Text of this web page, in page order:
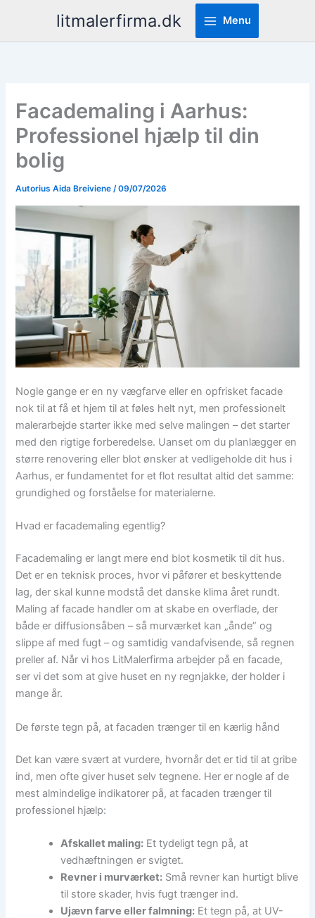
turinio
litmalerfirma.dk Menu
Facademaling i Aarhus:
Professionel hjælp til din
bolig
Autorius Aida Breiviene/09/07/2026
Nogle gange er en ny vægfarve eller en opfrisket facade
nok til at få et hjem til at føles helt nyt, men professionelt
malerarbejde starter ikke med selve malingen – det starter
med den rigtige forberedelse. Uanset om du planlægger en
større renovering eller blot ønsker at vedligeholde dit hus i
Aarhus, er fundamentet for et flot resultat altid det samme:
grundighed og forståelse for materialerne.
Hvad er facademaling egentlig?
Facademaling er langt mere end blot kosmetik til dit hus.
Det er en teknisk proces, hvor vi påfører et beskyttende
lag, der skal kunne modstå det danske klima året rundt.
Maling af facade handler om at skabe en overflade, der
både er diffusionsåben – så murværket kan „ånde” og
slippe af med fugt – og samtidig vandafvisende, så regnen
preller af. Når vi hos LitMalerfirma arbejder på en facade,
ser vi det som at give huset en ny regnjakke, der holder i
mange år.
De første tegn på, at facaden trænger til en kærlig hånd
Det kan være svært at vurdere, hvornår det er tid til at gribe
ind, men ofte giver huset selv tegnene. Her er nogle af de
mest almindelige indikatorer på, at facaden trænger til
professionel hjælp:
Afskallet maling: Et tydeligt tegn på, at
vedhæftningen er svigtet.
Revner i murværket: Små revner kan hurtigt blive
til store skader, hvis fugt trænger ind.
Ujævn farve eller falmning: Et tegn på, at UV-